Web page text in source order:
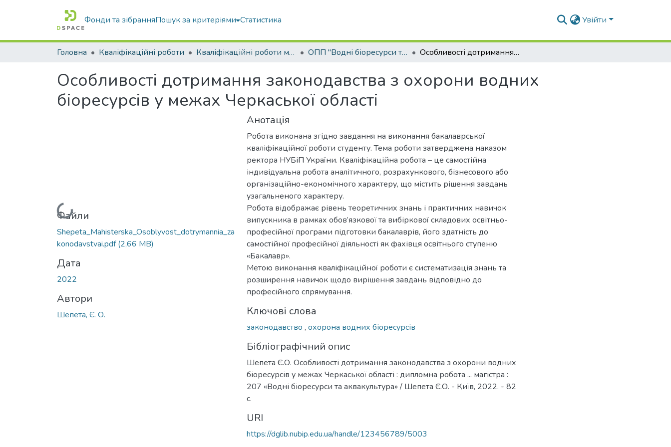
Фонди та зібранняПошук за критеріями Статистика Увійти
Головна Кваліфікаційні роботи Кваліфікаційні роботи магістрів ОПП "Водні біоресурси та аквакультура" Особливості дотримання законодавства з охорони водних біоресурсів у межах Черкаської області
Особливості дотримання законодавства з охорони водних
біоресурсів у межах Черкаської області
Вантажиться...
Файли
Shepeta_Мahisterska_Osoblyvost_dotrymannia_za
konodavstvai.pdf(2,66 MB)
Дата
2022
Автори
Шепета, Є. О.
Анотація
Робота виконана згідно завдання на виконання бакалаврської
кваліфікаційної роботи студенту. Тема роботи затверджена наказом
ректора НУБіП України. Кваліфікаційна робота – це самостійна
індивідуальна робота аналітичного, розрахункового, бізнесового або
організаційно-економічного характеру, що містить рішення завдань
узагальненого характеру.
Робота відображає рівень теоретичних знань і практичних навичок
випускника в рамках обов’язкової та вибіркової складових освітньо-
професійної програми підготовки бакалаврів, його здатність до
самостійної професійної діяльності як фахівця освітнього ступеню
«Бакалавр».
Метою виконання кваліфікаційної роботи є систематизація знань та
розширення навичок щодо вирішення завдань відповідно до
професійного спрямування.
Ключові слова
законодавство , охорона водних біоресурсів
Бібліографічний опис
Шепета Є.О. Особливості дотримання законодавства з охорони водних
біоресурсів у межах Черкаської області : дипломна робота ... магістра :
207 «Водні біоресурси та аквакультура» / Шепета Є.О. - Київ, 2022. - 82
с.
URI
https://dglib.nubip.edu.ua/handle/123456789/5003